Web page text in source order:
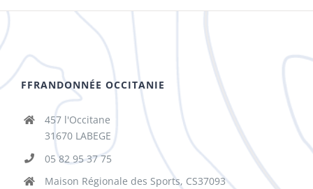
FFRANDONNÉE OCCITANIE
457 l'Occitane
31670 LABEGE
05 82 95 37 75
Maison Régionale des Sports, CS37093